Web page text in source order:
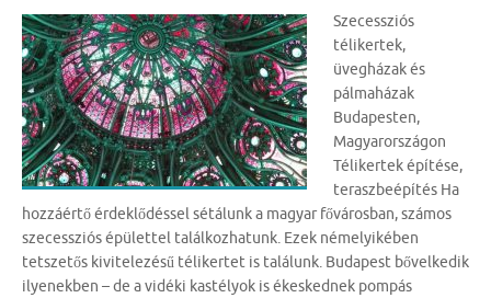
Szecessziós
télikertek,
üvegházak és
pálmaházak
Budapesten,
Magyarországon
Télikertek építése,
teraszbeépítés Ha
hozzáértő érdeklődéssel sétálunk a magyar fővárosban, számos
szecessziós épülettel találkozhatunk. Ezek némelyikében
tetszetős kivitelezésű télikertet is találunk. Budapest bővelkedik
ilyenekben – de a vidéki kastélyok is ékeskednek pompás